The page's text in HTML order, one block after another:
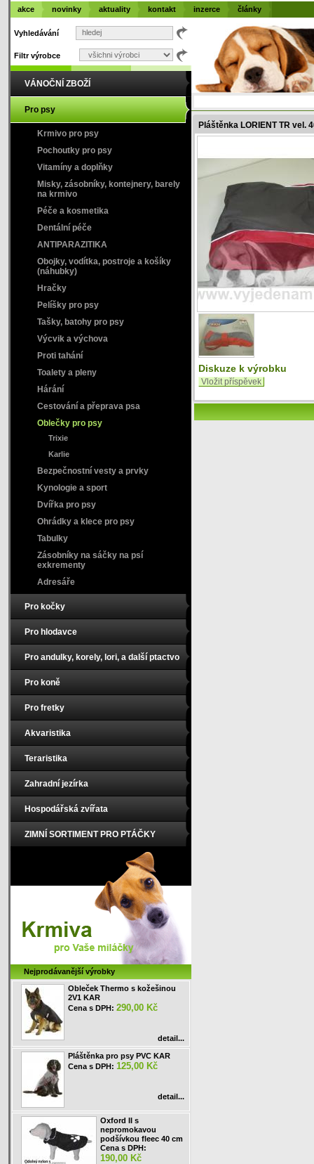
Pláštěnka LORIENT TR vel.
Diskuze k výrobku
Vložit příspěvek
Vyhledávání
Filtr výrobce
VÁNOČNÍ ZBOŽÍ
Pro psy
Krmivo pro psy
Pochoutky pro psy
Vitamíny a doplňky
Misky, zásobníky, kontejnery, barely
na krmivo
Péče a kosmetika
Dentální péče
ANTIPARAZITIKA
Obojky, vodítka, postroje a košíky
(náhubky)
Hračky
Pelíšky pro psy
Tašky, batohy pro psy
Výcvik a výchova
Proti tahání
Toalety a pleny
Hárání
Cestování a přeprava psa
Oblečky pro psy
Trixie
Karlie
Bezpečnostní vesty a prvky
Kynologie a sport
Dvířka pro psy
Ohrádky a klece pro psy
Tabulky
Zásobníky na sáčky na psí
exkrementy
Adresáře
Pro kočky
Pro hlodavce
Pro andulky, korely, lori, a další ptactvo
Pro koně
Pro fretky
Akvaristika
Teraristika
Zahradní jezírka
Hospodářská zvířata
ZIMNÍ SORTIMENT PRO PTÁČKY
Nejprodávanější výrobky
Obleček Thermo s kožešinou
2V1 KAR
Cena s DPH: 290,00 Kč
detail...
Pláštěnka pro psy PVC KAR
Cena s DPH: 125,00 Kč
detail...
Oxford II s
nepromokavou
podšívkou fleec 40 cm
Cena s DPH:
190,00 Kč
akce novinky aktuality kontakt inzerce články